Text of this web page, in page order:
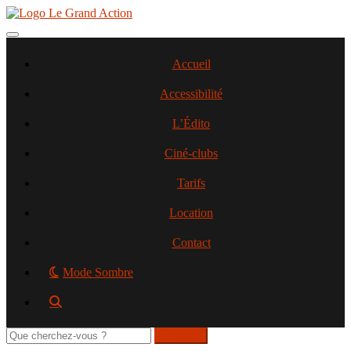
Aller
contenu
Toggle navigation
Accueil
Accessibilité
L’Édito
Ciné-clubs
Tarifs
Location
Contact
Mode Sombre
Rechercher
sur